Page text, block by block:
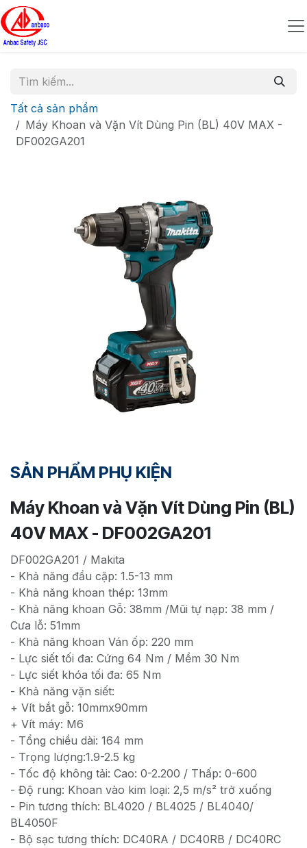
Bỏ qua để đến Nội dung
Tất cả sản phẩm
Máy Khoan và Vặn Vít Dùng Pin (BL) 40V MAX -
DF002GA201
SẢN PHẨM PHỤ KIỆN
Máy Khoan và Vặn Vít Dùng Pin (BL)
40V MAX - DF002GA201
DF002GA201 / Makita
- Khả năng đầu cặp: 1.5-13 mm
- Khả năng khoan thép: 13mm
- Khả năng khoan Gỗ: 38mm /Mũi tự nạp: 38 mm /
Cưa lỗ: 51mm
- Khả năng khoan Ván ốp: 220 mm
- Lực siết tối đa: Cứng 64 Nm / Mềm 30 Nm
- Lực siết khóa tối đa: 65 Nm
- Khả năng vặn siết:
+ Vít bắt gỗ: 10mmx90mm
+ Vít máy: M6
- Tổng chiều dài: 164 mm
- Trọng lượng:1.9-2.5 kg
- Tốc độ không tải: Cao: 0-2.200 / Thấp: 0-600
- Độ rung: Khoan vào kim loại: 2,5 m/s² trở xuống
- Pin tương thích: BL4020 / BL4025 / BL4040/
BL4050F
- Bộ sạc tương thích: DC40RA / DC40RB / DC40RC